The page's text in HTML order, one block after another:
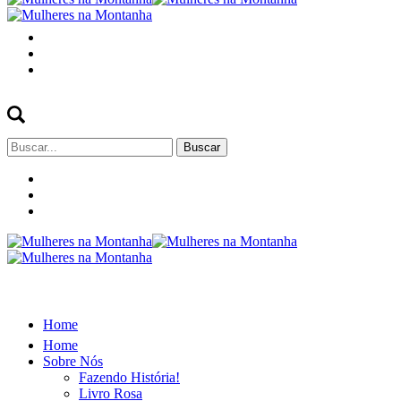
Buscar
por:
Home
Home
Sobre Nós
Fazendo História!
Livro Rosa